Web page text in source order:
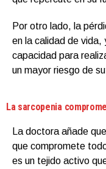
Por otro lado, la
en la calidad de vida,
capacidad para
un mayor riesgo de
La sarcopenia
La doctora añade
que compromete
es un tejido activo